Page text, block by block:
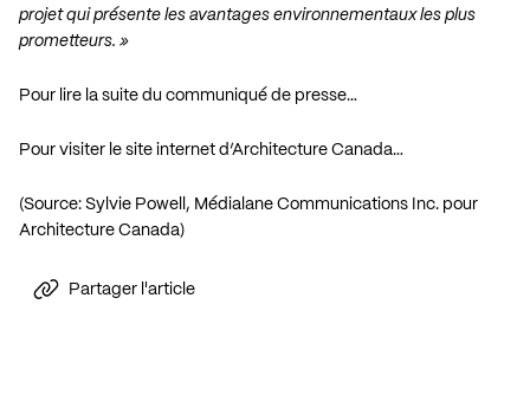
projet qui présente les avantages environnementaux les plus
prometteurs. »
Pour lire la suite du communiqué de presse…
Pour visiter le site internet d’Architecture Canada…
(Source: Sylvie Powell, Médialane Communications Inc. pour
Architecture Canada)
Partager l'article